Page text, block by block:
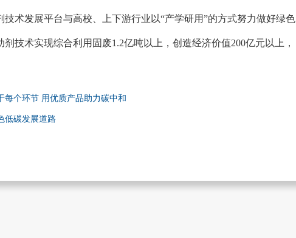
术发展平台与高校、上下游行业以“产学研用”的方式努力做好绿色
技术实现综合利用固废1.2亿吨以上，创造经济价值200亿元以上，
每个环节 用优质产品助力碳中和
低碳发展道路